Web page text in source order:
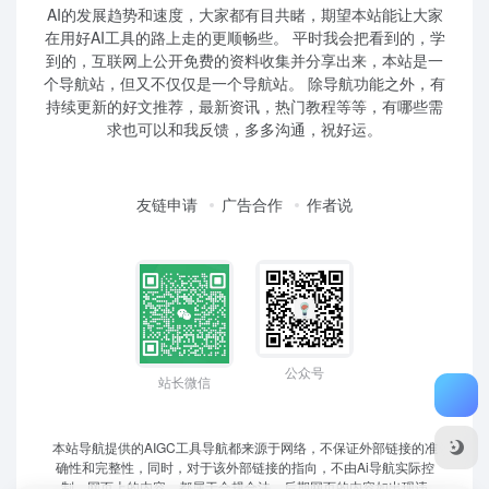
AI的发展趋势和速度，大家都有目共睹，期望本站能让大家
在用好AI工具的路上走的更顺畅些。 平时我会把看到的，学
到的，互联网上公开免费的资料收集并分享出来，本站是一
个导航站，但又不仅仅是一个导航站。 除导航功能之外，有
持续更新的好文推荐，最新资讯，热门教程等等，有哪些需
求也可以和我反馈，多多沟通，祝好运。
友链申请 广告合作 作者说
站长微信
公众号
本站导航提供的AIGC工具导航都来源于网络，不保证外部链接的准
确性和完整性，同时，对于该外部链接的指向，不由Ai导航实际控